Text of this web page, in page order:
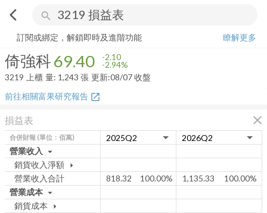
arrow_back_ios search
倚強科 69.40 -2.94%
訂閱或綁定，解鎖即時及進階功能
瞭解更多
倚強科69.40 -2.10
-2.94%
3219
上櫃 量: 1,243 張 更新:08/07 收盤
前往相關富果研究報告 open_in_new
損益表 close
合併財報 (單位：佰萬)
營業收入 arrow_drop_down
銷貨收入淨額 arrow_drop_down
營業收入合計 818.32 100.00% 1,135.33
100.00%
營業成本 arrow_drop_down
銷貨成本 arrow_drop_down